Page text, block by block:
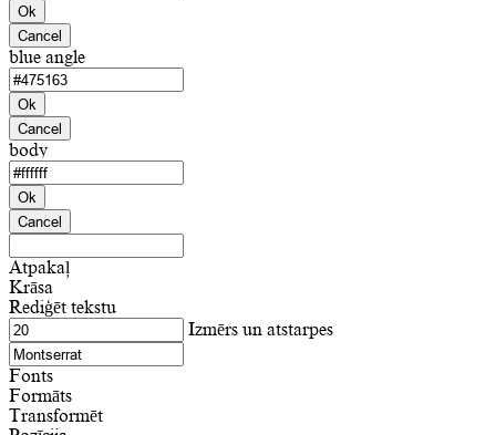
Ok
Cancel
blue angle
Ok
Cancel
body
Ok
Cancel
Atpakaļ
Krāsa
Rediģēt tekstu
Izmērs un atstarpes
Fonts
Formāts
Transformēt